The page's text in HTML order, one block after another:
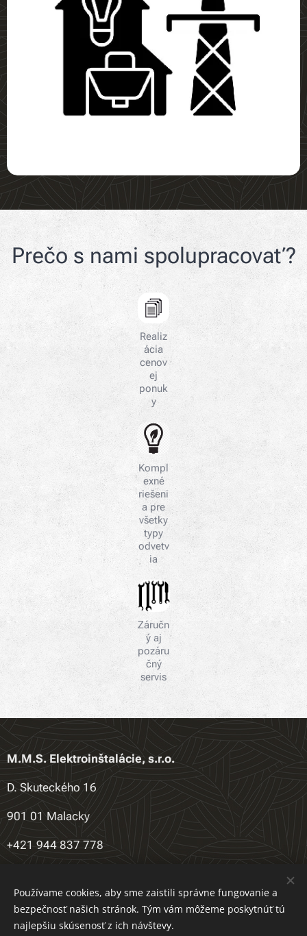
Prečo s nami spolupracovať?
Realiz
ácia
cenov
ej
ponuk
y
Kompl
exné
riešeni
a pre
všetky
typy
odvetv
ia
Záručn
ý aj
pozáru
čný
servis
M.M.S. Elektroinštalácie, s.r.o.
D. Skuteckého 16
901 01 Malacky
+421 944 837 778
Používame cookies, aby sme zaistili správne fungovanie a
bezpečnosť našich stránok. Tým vám môžeme poskytnúť tú
najlepšiu skúsenosť z ich návštevy.